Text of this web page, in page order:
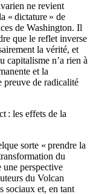
ne revient
« dictature » de
de Washington. Il
que le reflet inverse
la vérité, et
capitalisme n’a rien à
et la
preuve de radicalité
: les effets de la
sorte « prendre la
du
perspective
du Volcan
sociaux et, en tant